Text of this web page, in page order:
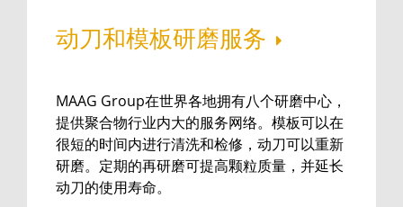
动刀和模板研磨服务
MAAG Group在世界各地拥有八个研磨中心，
提供聚合物行业内大的服务网络。模板可以在
很短的时间内进行清洗和检修，动刀可以重新
研磨。定期的再研磨可提高颗粒质量，并延长
动刀的使用寿命。